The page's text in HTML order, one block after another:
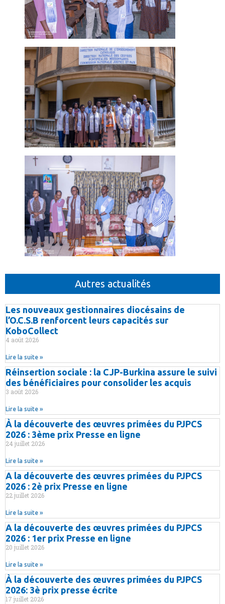
Autres actualités
Les nouveaux gestionnaires diocésains de
l’O.C.S.B renforcent leurs capacités sur
KoboCollect
4 août 2026
Lire la suite »
Réinsertion sociale : la CJP-Burkina assure le suivi
des bénéficiaires pour consolider les acquis
3 août 2026
Lire la suite »
À la découverte des œuvres primées du PJPCS
2026 : 3ème prix Presse en ligne
24 juillet 2026
Lire la suite »
A la découverte des œuvres primées du PJPCS
2026 : 2è prix Presse en ligne
22 juillet 2026
Lire la suite »
A la découverte des œuvres primées du PJPCS
2026 : 1er prix Presse en ligne
20 juillet 2026
Lire la suite »
À la découverte des œuvres primées du PJPCS
2026: 3è prix presse écrite
17 juillet 2026